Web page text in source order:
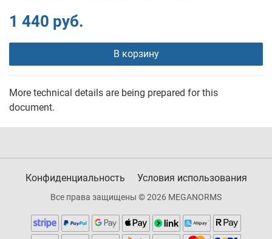
1 440 руб.
В корзину
More technical details are being prepared for this
document.
Конфиденциальность Условия использования
Все права защищены © 2026 MEGANORMS